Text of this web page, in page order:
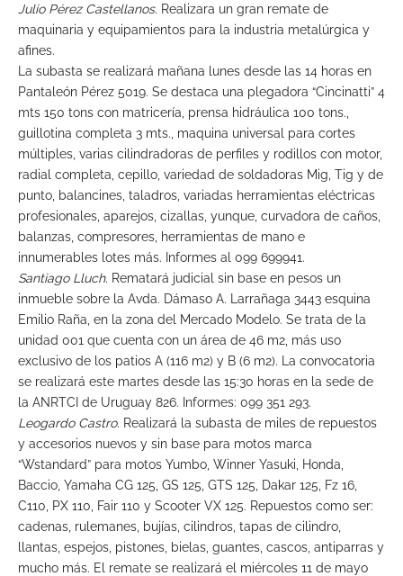
Julio Pérez Castellanos. Realizara un gran remate de
maquinaria y equipamientos para la industria metalúrgica y
afines.
La subasta se realizará mañana lunes desde las 14 horas en
Pantaleón Pérez 5019. Se destaca una plegadora “Cincinatti” 4
mts 150 tons con matricería, prensa hidráulica 100 tons.,
guillotina completa 3 mts., maquina universal para cortes
múltiples, varias cilindradoras de perfiles y rodillos con motor,
radial completa, cepillo, variedad de soldadoras Mig, Tig y de
punto, balancines, taladros, variadas herramientas eléctricas
profesionales, aparejos, cizallas, yunque, curvadora de caños,
balanzas, compresores, herramientas de mano e
innumerables lotes más. Informes al 099 699941.
Santiago Lluch. Rematará judicial sin base en pesos un
inmueble sobre la Avda. Dámaso A. Larrañaga 3443 esquina
Emilio Raña, en la zona del Mercado Modelo. Se trata de la
unidad 001 que cuenta con un área de 46 m2, más uso
exclusivo de los patios A (116 m2) y B (6 m2). La convocatoria
se realizará este martes desde las 15:30 horas en la sede de
la ANRTCI de Uruguay 826. Informes: 099 351 293.
Leogardo Castro. Realizará la subasta de miles de repuestos
y accesorios nuevos y sin base para motos marca
“Wstandard” para motos Yumbo, Winner Yasuki, Honda,
Baccio, Yamaha CG 125, GS 125, GTS 125, Dakar 125, Fz 16,
C110, PX 110, Fair 110 y Scooter VX 125. Repuestos como ser:
cadenas, rulemanes, bujías, cilindros, tapas de cilindro,
llantas, espejos, pistones, bielas, guantes, cascos, antiparras y
mucho más. El remate se realizará el miércoles 11 de mayo